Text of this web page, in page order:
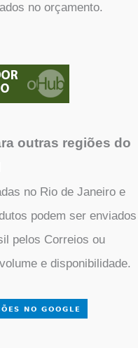
no orçamento.
outras regiões do
no Rio de Janeiro e
podem ser enviados
pelos Correios ou
e disponibilidade.